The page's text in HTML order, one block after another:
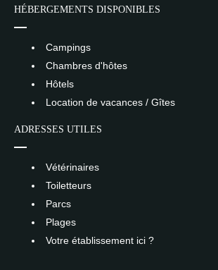
HÉBERGEMENTS DISPONIBLES
Campings
Chambres d'hôtes
Hôtels
Location de vacances / Gîtes
ADRESSES UTILES
Vétérinaires
Toiletteurs
Parcs
Plages
Votre établissement ici ?